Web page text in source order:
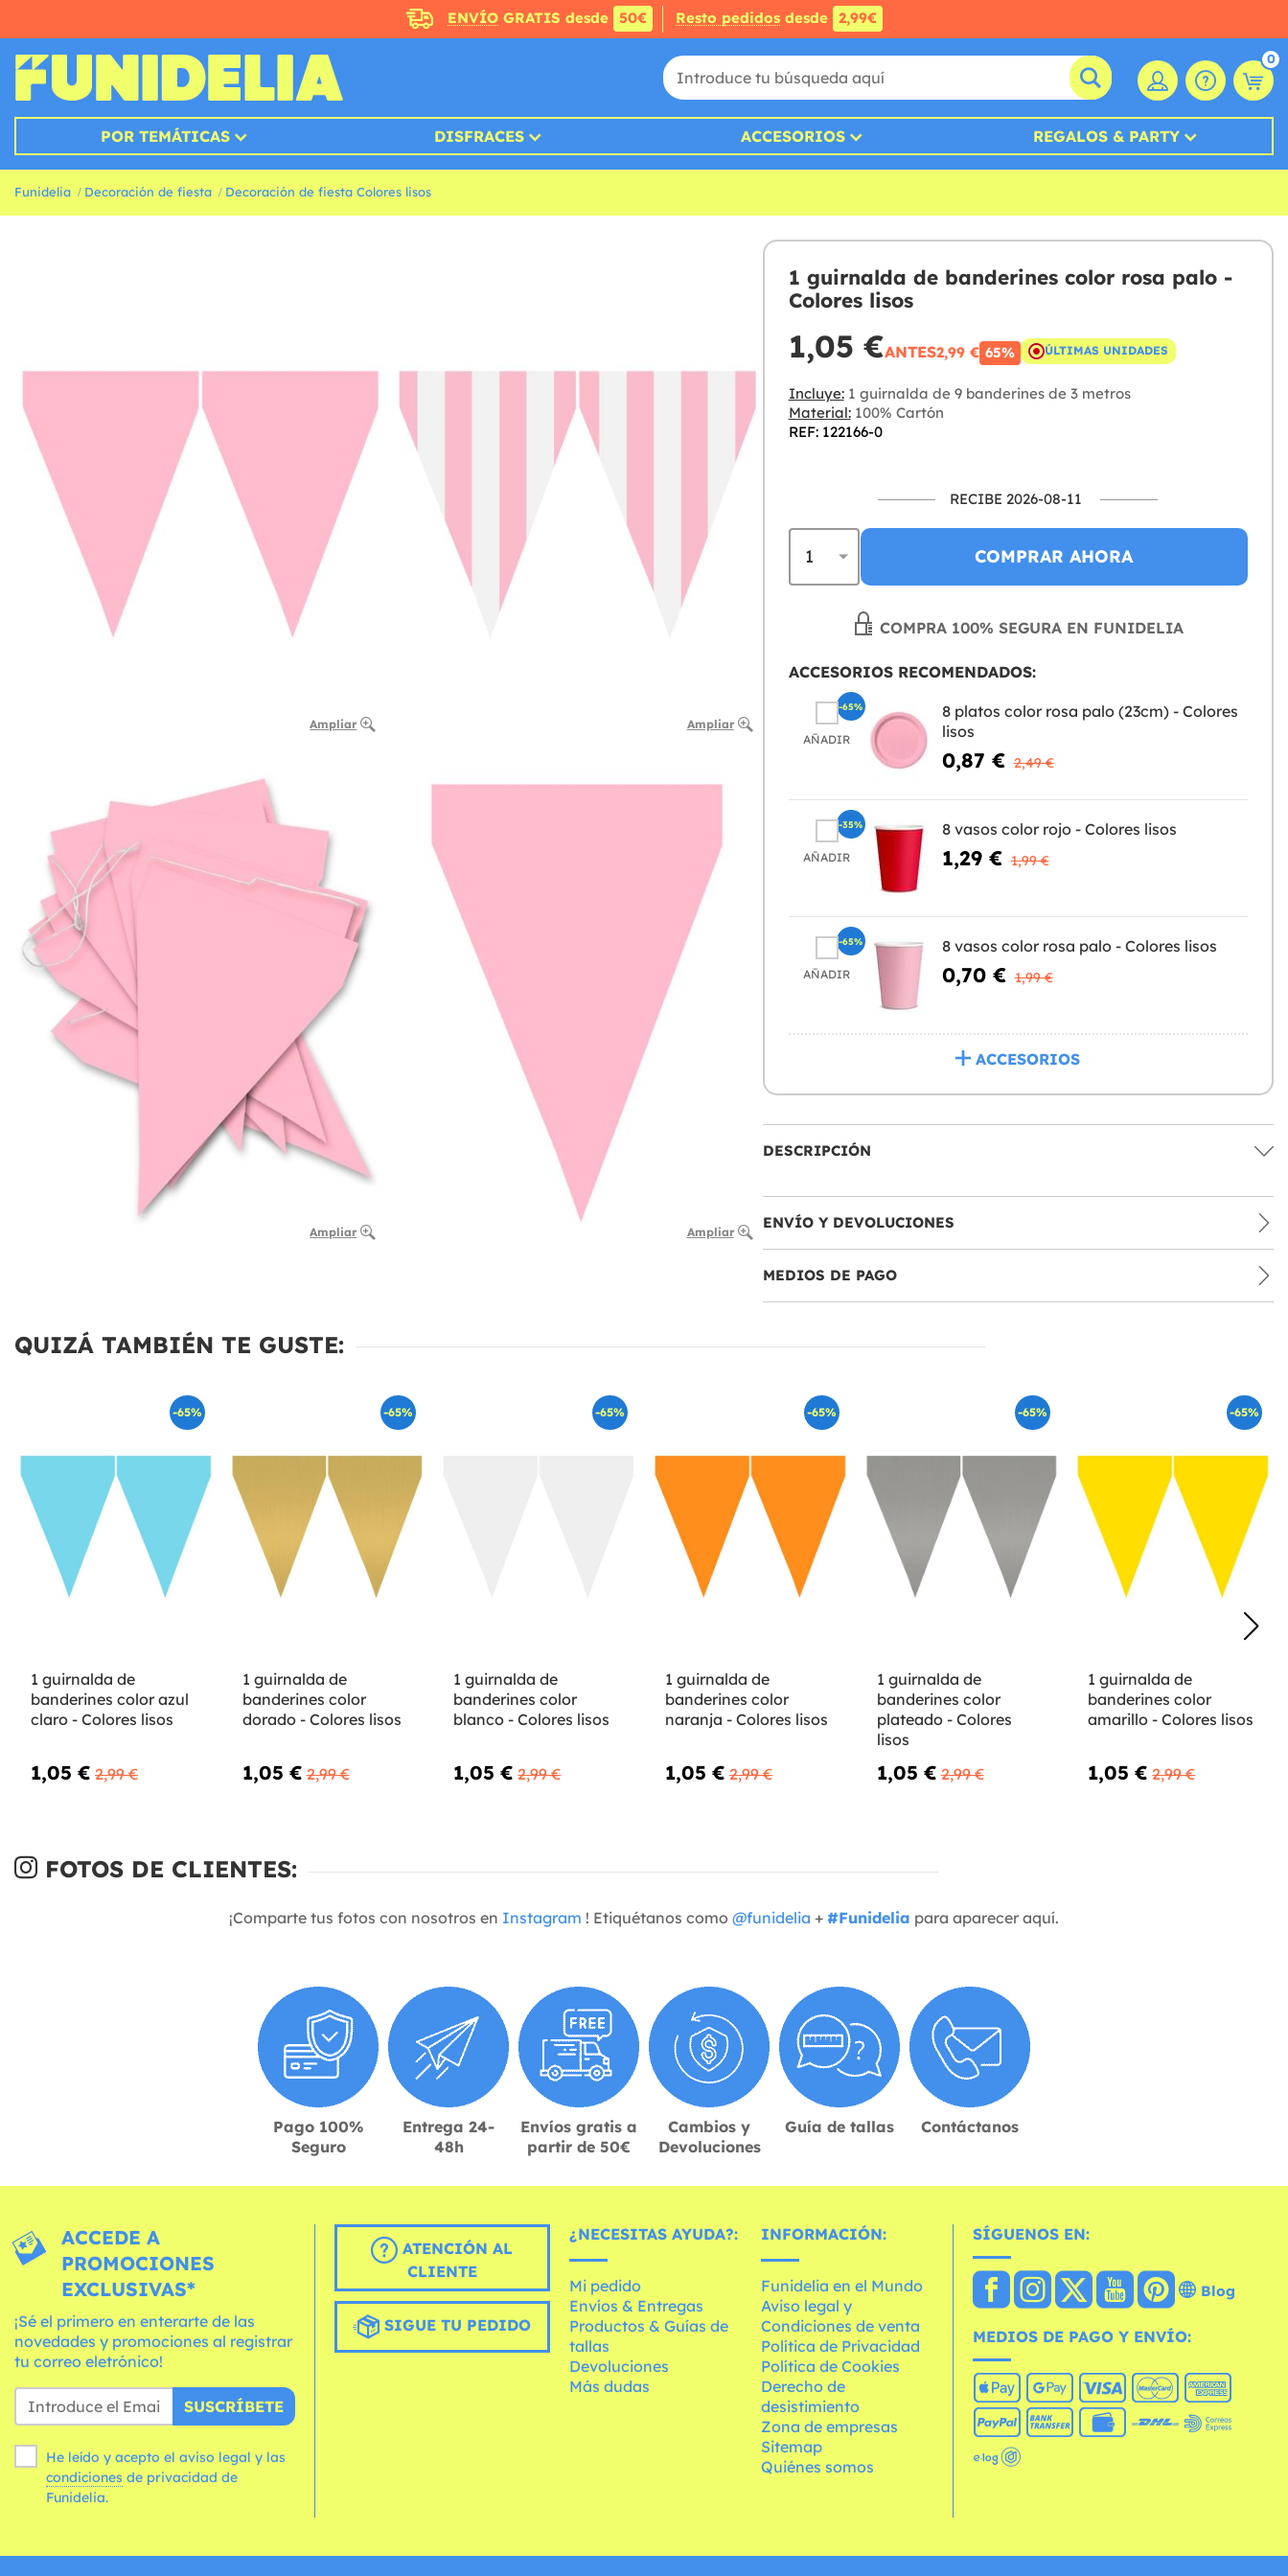
ENVÍOGRATIS desde 50€ Resto pedidosdesde 2,99€
0
POR TEMÁTICAS DISFRACES ACCESORIOS REGALOS & PARTY
Funidelia Decoración de fiesta Decoración de fiesta Colores lisos
Ampliar Ampliar
Ampliar Ampliar
1 guirnalda de banderines color rosa palo -
Colores lisos
1,05 €ANTES2,99 € 65% ÚLTIMAS UNIDADES
Incluye:1 guirnalda de 9 banderines de 3 metros
Material:100% Cartón
REF: 122166-0
RECIBE 2026-08-11
COMPRAR AHORA
COMPRA 100% SEGURA EN FUNIDELIA
ACCESORIOS RECOMENDADOS:
AÑADIR
8 platos color rosa palo (23cm) - Colores
lisos
0,87 € 2,49 €
-65%
AÑADIR
8 vasos color rojo - Colores lisos
1,29 € 1,99 €
-35%
AÑADIR
8 vasos color rosa palo - Colores lisos
0,70 € 1,99 €
-65%
ACCESORIOS
DESCRIPCIÓN
ENVÍO Y DEVOLUCIONES
MEDIOS DE PAGO
QUIZÁ TAMBIÉN TE GUSTE:
-65%
1 guirnalda de
banderines color azul
claro - Colores lisos
1,05 € 2,99 €
-65%
1 guirnalda de
banderines color
dorado - Colores lisos
1,05 € 2,99 €
-65%
1 guirnalda de
banderines color
blanco - Colores lisos
1,05 € 2,99 €
-65%
1 guirnalda de
banderines color
naranja - Colores lisos
1,05 € 2,99 €
-65%
1 guirnalda de
banderines color
plateado - Colores
lisos
1,05 € 2,99 €
-65%
1 guirnalda de
banderines color
amarillo - Colores lisos
1,05 € 2,99 €
FOTOS DE CLIENTES:
¡Comparte tus fotos con nosotros en Instagram ! Etiquétanos como @funidelia + #Funidelia para aparecer aquí.
Pago 100%
Seguro
Entrega 24-
48h
Envíos gratis a
partir de 50€
Cambios y
Devoluciones
Guía de tallas Contáctanos
ACCEDE A
PROMOCIONES
EXCLUSIVAS*
¡Sé el primero en enterarte de las
novedades y promociones al registrar
tu correo eletrónico!
SUSCRÍBETE
He leído y acepto el aviso legal y las
condiciones
Funidelia.
ATENCIÓN AL
CLIENTE
SIGUE TU PEDIDO
¿NECESITAS AYUDA?:
Mi pedido
Envíos & Entregas
Productos & Guías de
tallas
Devoluciones
Más dudas
INFORMACIÓN:
Funidelia en el Mundo
Aviso legal y
Condiciones de venta
Política de Privacidad
Política de Cookies
Derecho de
desistimiento
Zona de empresas
Sitemap
Quiénes somos
SÍGUENOS EN:
Blog
MEDIOS DE PAGO Y ENVÍO: